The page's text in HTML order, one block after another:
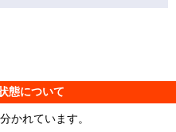
態について
かれています。